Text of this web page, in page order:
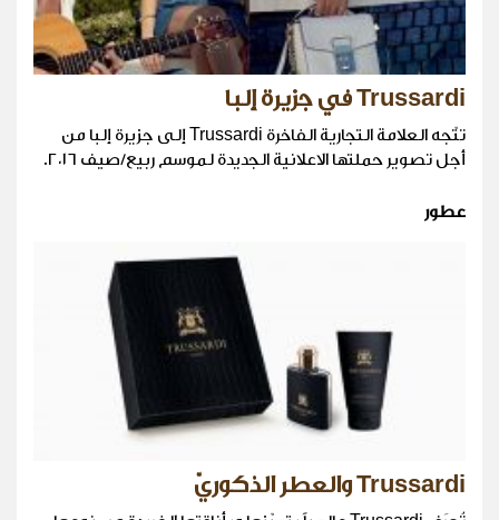
Trussardi في جزيرة إلبا
تتّجه العلامة التجارية الفاخرة Trussardi إلى جزيرة إلبا من
أجل تصوير حملتها الاعلانية الجديدة لموسم ربيع/صيف ٢٠١٦.
عطور
Trussardi والعطر الذكوريّ